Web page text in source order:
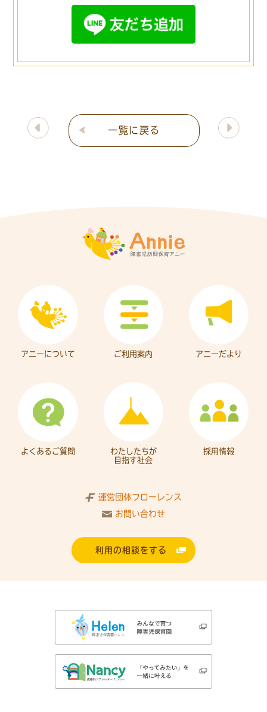
一覧に戻る
アニーについて ご利用案内 アニーだより
よくあるご質問
わたしたちが
目指す社会
採用情報
運営団体フローレンス
お問い合わせ
利用の相談をする